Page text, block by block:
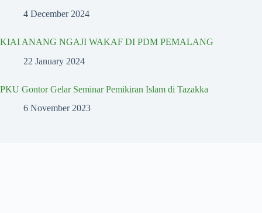
4 December 2024
KIAI ANANG NGAJI WAKAF DI PDM PEMALANG
22 January 2024
PKU Gontor Gelar Seminar Pemikiran Islam di Tazakka
6 November 2023